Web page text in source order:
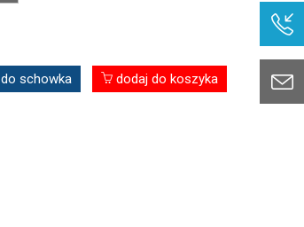
do schowka dodaj do koszyka